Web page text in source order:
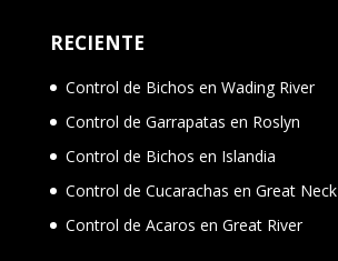
RECIENTE
Control de Bichos en Wading River
Control de Garrapatas en Roslyn
Control de Bichos en Islandia
Control de Cucarachas en Great Neck
Control de Acaros en Great River